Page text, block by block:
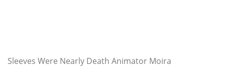
Sleeves Were Nearly Death Animator Moira